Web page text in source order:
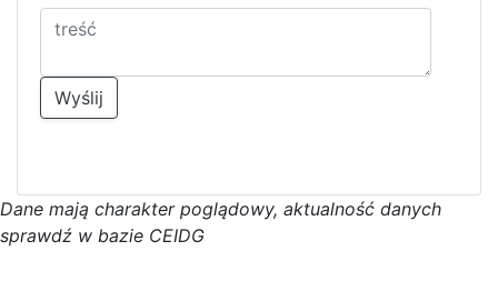
Wyślij
Dane mają charakter poglądowy, aktualność danych
sprawdź w bazie CEIDG